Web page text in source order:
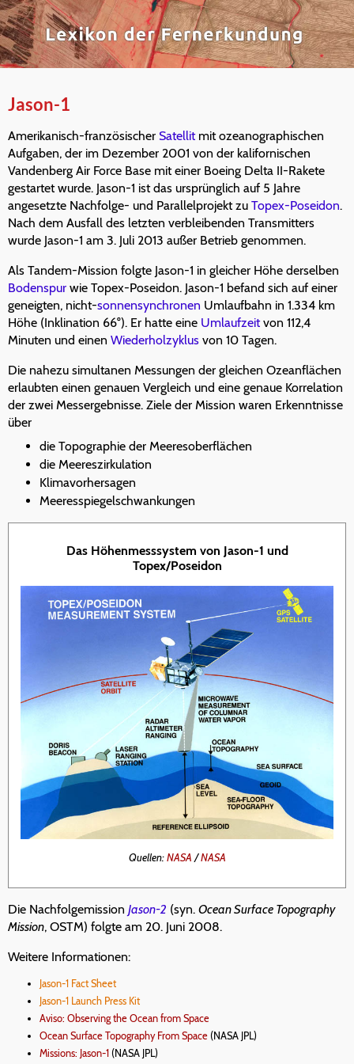
Jason-1
Amerikanisch-französischer Satellitmit ozeanographischen
Aufgaben, der im Dezember 2001 von der kalifornischen
Vandenberg Air Force Base mit einer Boeing Delta II-Rakete
gestartet wurde. Jason-1 ist das ursprünglich auf 5 Jahre
angesetzte Nachfolge- und Parallelprojekt zu Topex-Poseidon.
Nach dem Ausfall des letzten verbleibenden Transmitters
wurde Jason-1 am 3. Juli 2013 außer Betrieb genommen.
Als Tandem-Mission folgte Jason-1 in gleicher Höhe derselben
Bodenspur wie Topex-Poseidon. Jason-1 befand sich auf einer
geneigten, nicht-sonnensynchronen Umlaufbahn in 1.334 km
Höhe (Inklination 66°). Er hatte eine Umlaufzeitvon 112,4
Minuten und einen Wiederholzyklus von 10 Tagen.
Die nahezu simultanen Messungen der gleichen Ozeanflächen
erlaubten einen genauen Vergleich und eine genaue Korrelation
der zwei Messergebnisse. Ziele der Mission waren Erkenntnisse
über
die Topographie der Meeresoberflächen
die Meereszirkulation
Klimavorhersagen
Meeresspiegelschwankungen
Das Höhenmesssystem von Jason-1 und
Topex/Poseidon
Quellen:NASA /NASA
Die Nachfolgemission Jason-2 (syn. Ocean Surface Topography
Mission, OSTM) folgte am 20. Juni 2008.
Weitere Informationen:
Jason-1 Fact Sheet
Jason-1 Launch Press Kit
Aviso: Observing the Ocean from Space
Ocean Surface Topography From Space (NASA JPL)
Missions: Jason-1 (NASA JPL)